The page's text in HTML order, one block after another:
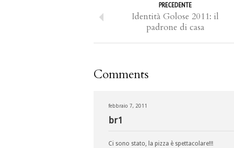
PRECEDENTE
Identità Golose 2011: il
padrone di casa
Comments
febbraio 7, 2011
br1
Ci sono stato, la pizza è spettacolare!!!